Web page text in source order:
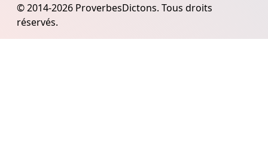
© 2014-2026 ProverbesDictons. Tous droits
réservés.